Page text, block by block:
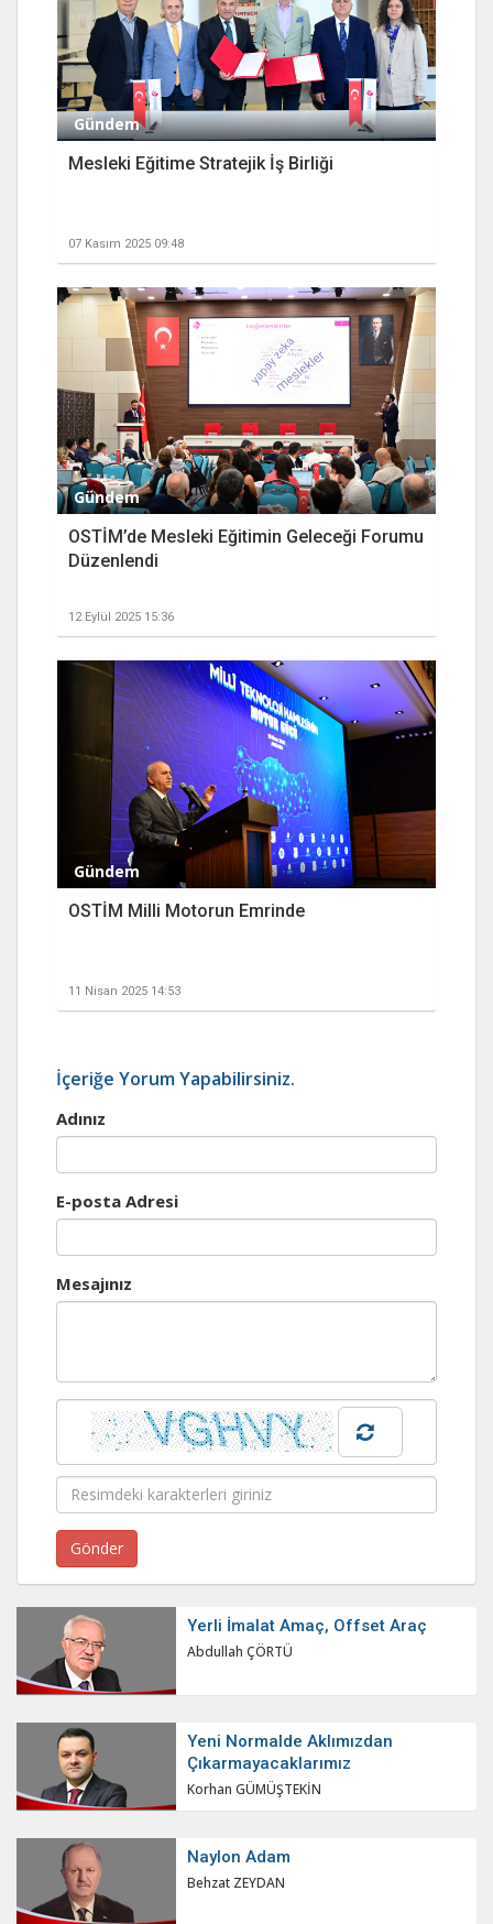
Gündem
Mesleki Eğitime Stratejik İş Birliği
07 Kasım 2025 09:48
Gündem
OSTİM’de Mesleki Eğitimin Geleceği Forumu
Düzenlendi
12 Eylül 2025 15:36
Gündem
OSTİM Milli Motorun Emrinde
11 Nisan 2025 14:53
İçeriğe Yorum Yapabilirsiniz.
Adınız
E-posta Adresi
Mesajınız
Yerli İmalat Amaç, Offset Araç
Abdullah ÇÖRTÜ
Yeni Normalde Aklımızdan
Çıkarmayacaklarımız
Korhan GÜMÜŞTEKİN
Naylon Adam
Behzat ZEYDAN